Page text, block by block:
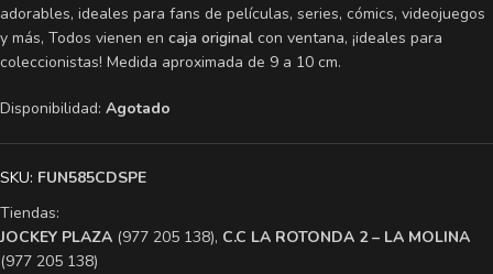
adorables, ideales para fans de películas, series, cómics, videojuegos
y más, Todos vienen en caja original con ventana, ¡ideales para
coleccionistas! Medida aproximada de 9 a 10 cm.
Disponibilidad: Agotado
SKU: FUN585CDSPE
Tiendas:
​JOCKEY PLAZA (977 205 138), ​C.C LA ROTONDA 2 – LA MOLINA
(977 205 138)